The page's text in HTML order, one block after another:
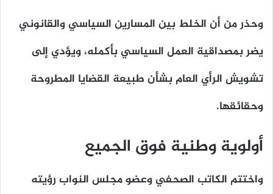
وحذر من أن الخلط بين المسارين السياسي والقانوني
يضر بمصداقية العمل السياسي بأكمله، ويؤدي إلى
تشويش الرأي العام بشأن طبيعة القضايا المطروحة
وحقائقها.
أولوية وطنية فوق الجميع
واختتم الكاتب الصحفي وعضو مجلس النواب رؤيته